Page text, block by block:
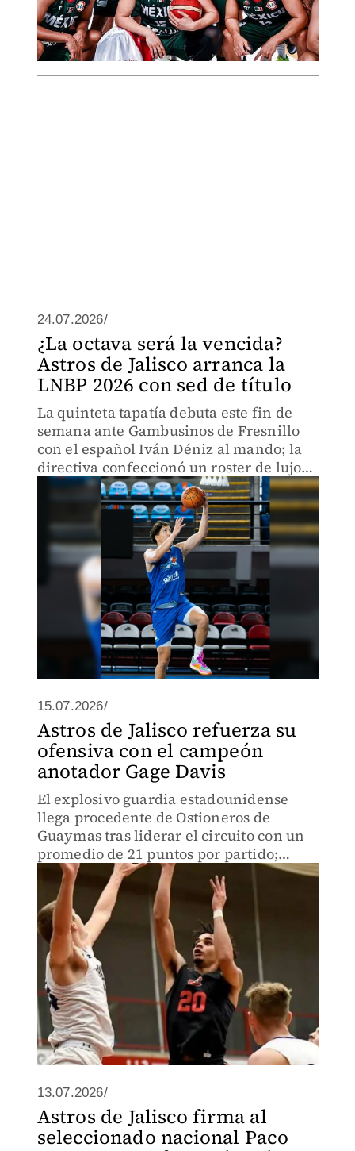
24.07.2026/
¿La octava será la vencida?
Astros de Jalisco arranca la
LNBP 2026 con sed de título
La quinteta tapatía debuta este fin de
semana ante Gambusinos de Fresnillo
con el español Iván Déniz al mando; la
directiva confeccionó un roster de lujo
encabezado por Paco Cruz, DJ Cooper y
Gage Davis para romper la racha de tres
finales perdidas
15.07.2026/
Astros de Jalisco refuerza su
ofensiva con el campeón
anotador Gage Davis
El explosivo guardia estadounidense
llega procedente de Ostioneros de
Guaymas tras liderar el circuito con un
promedio de 21 puntos por partido;
presume un sólido recorrido en seis
ligas de Europa
13.07.2026/
Astros de Jalisco firma al
seleccionado nacional Paco